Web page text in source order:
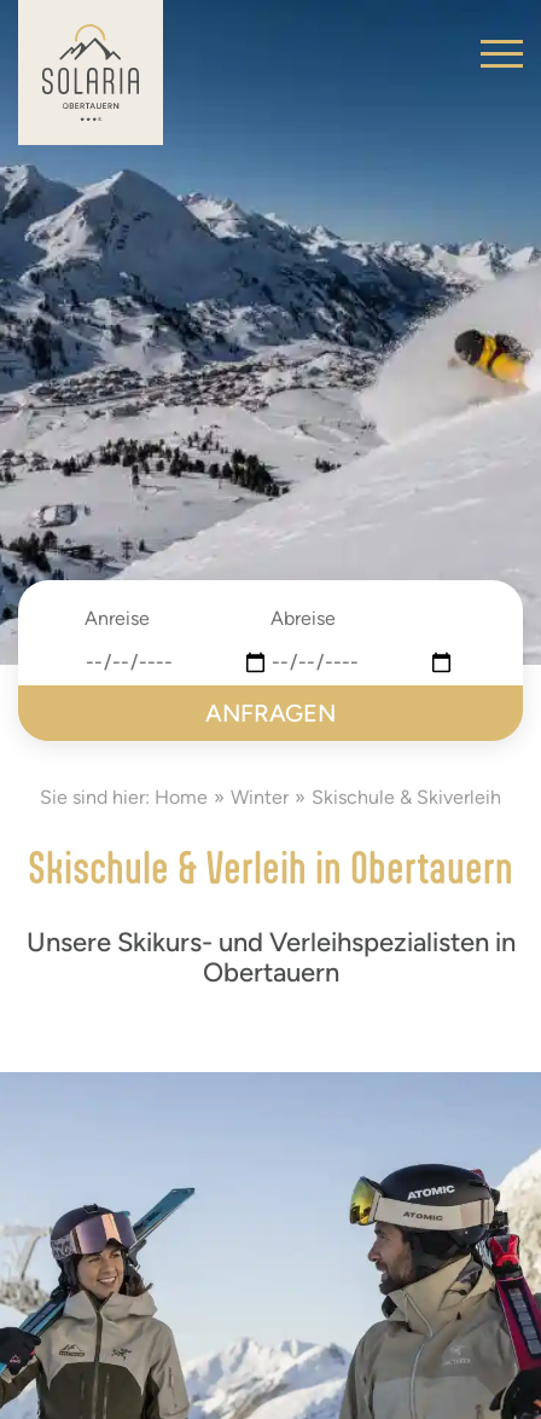
Anreise
date
Abreise
date
Sie sind hier: Home Winter Skischule & Skiverleih
Skischule & Verleih in Obertauern
Unsere Skikurs- und Verleihspezialisten in
Obertauern